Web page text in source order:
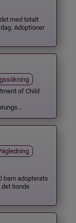
med totalt
Adoptioner
of Child
barn adopterats
det tionde